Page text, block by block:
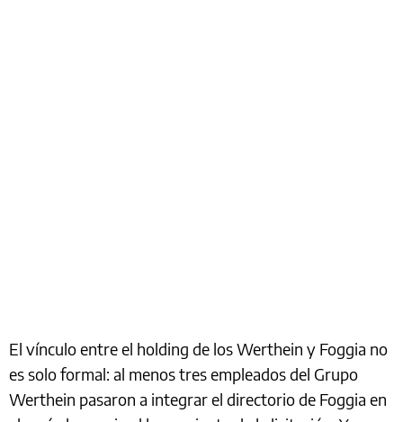
El vínculo entre el holding de los Werthein y Foggia no
es solo formal: al menos tres empleados del Grupo
Werthein pasaron a integrar el directorio de Foggia en